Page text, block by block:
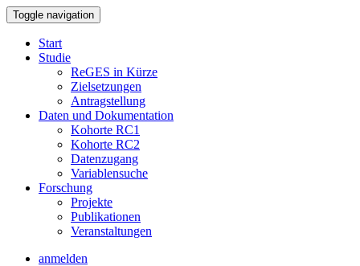
Toggle navigation
Start
Studie
ReGES in Kürze
Zielsetzungen
Antragstellung
Daten und Dokumentation
Kohorte RC1
Kohorte RC2
Datenzugang
Variablensuche
Forschung
Projekte
Publikationen
Veranstaltungen
anmelden